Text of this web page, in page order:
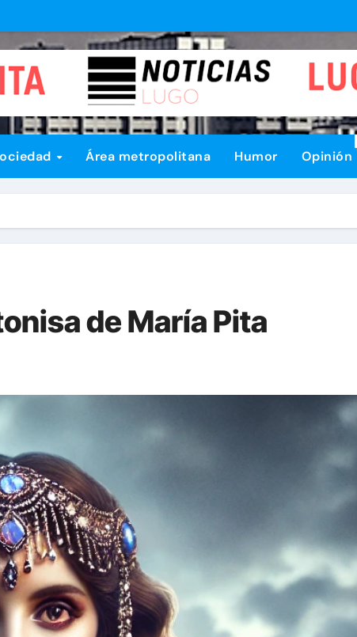
Área metropolitana Humor Opinión
de María Pita